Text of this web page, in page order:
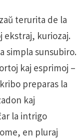
terurita de la
ekstraj, kuriozaj.
simpla sunsubiro.
kaj esprimoj –
preparas la
kaj
la intrigo
en pluraj